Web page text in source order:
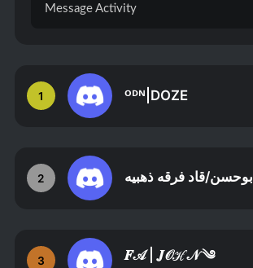
1 ᴼᴰᴺ|DOZE
2 ابوحسن/قاد فرقه ذهبيه
3 𝑭𝒜 | 𝑱𝒪ℋ𝒩 ༄
Message Activity